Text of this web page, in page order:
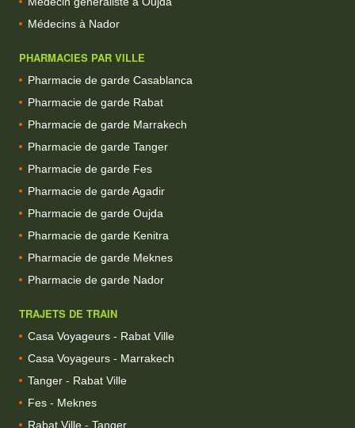
Médecins à Nador
PHARMACIES PAR VILLE
Pharmacie de garde Casablanca
Pharmacie de garde Rabat
Pharmacie de garde Marrakech
Pharmacie de garde Tanger
Pharmacie de garde Fes
Pharmacie de garde Agadir
Pharmacie de garde Oujda
Pharmacie de garde Kenitra
Pharmacie de garde Meknes
Pharmacie de garde Nador
TRAJETS DE TRAIN
Casa Voyageurs - Rabat Ville
Casa Voyageurs - Marrakech
Tanger - Rabat Ville
Fes - Meknes
Rabat Ville - Tanger